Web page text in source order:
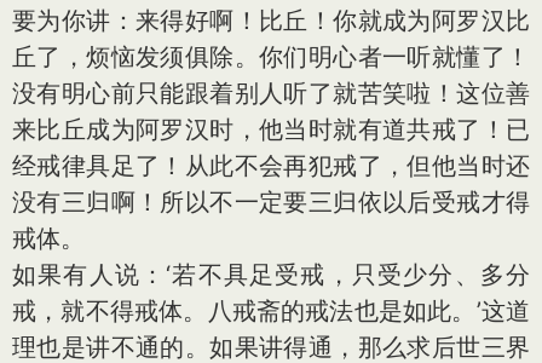
要为你讲：来得好啊！比丘！你就成为阿罗汉比
丘了，烦恼发须俱除。你们明心者一听就懂了！
没有明心前只能跟着别人听了就苦笑啦！这位善
来比丘成为阿罗汉时，他当时就有道共戒了！已
经戒律具足了！从此不会再犯戒了，但他当时还
没有三归啊！所以不一定要三归依以后受戒才得
戒体。
如果有人说：‘若不具足受戒，只受少分、多分
戒，就不得戒体。八戒斋的戒法也是如此。’这道
理也是讲不通的。如果讲得通，那么求后世三界